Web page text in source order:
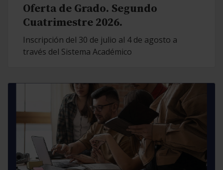
Oferta de Grado. Segundo
Cuatrimestre 2026.
Inscripción del 30 de julio al 4 de agosto a
través del Sistema Académico